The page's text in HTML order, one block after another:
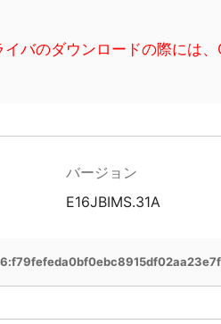
イバのダウンロードの際には
バージョン
E16JBIMS.31A